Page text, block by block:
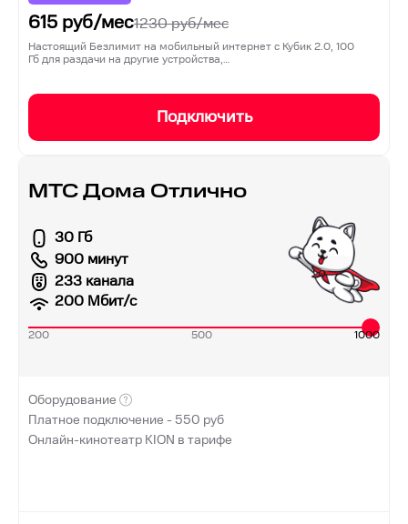
615 руб/мес1230руб/мес
Настоящий Безлимит на мобильный интернет с Кубик 2.0, 100
Гб для раздачи на другие устройства,…
Подключить
МТС Дома Отлично
30 Гб
900 минут
233 канала
200 Мбит/с
200 500 1000
Оборудование
Платное подключение -550 руб
Онлайн-кинотеатр KION в тарифе